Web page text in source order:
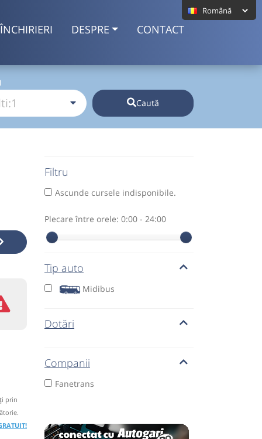
ÎNCHIRIERI DESPRE CONTACT
Caută
Filtru
Ascunde cursele indisponibile.
Plecare între orele: 0:00 - 24:00
Tip auto
Midibus
Dotări
Companii
Fanetrans
prin